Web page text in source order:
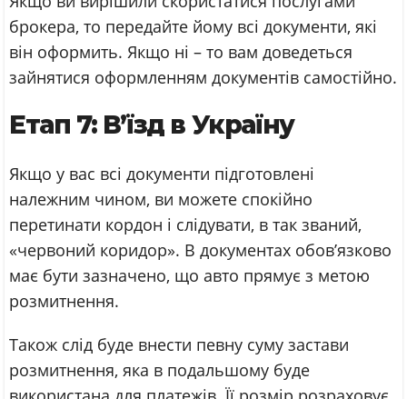
брокера, то передайте йому всі документи, які
він оформить. Якщо ні – то вам доведеться
зайнятися оформленням документів самостійно.
Етап 7: В’їзд в Україну
Якщо у вас всі документи підготовлені
належним чином, ви можете спокійно
перетинати кордон і слідувати, в так званий,
«червоний коридор». В документах обов’язково
має бути зазначено, що авто прямує з метою
розмитнення.
Також слід буде внести певну суму застави
розмитнення, яка в подальшому буде